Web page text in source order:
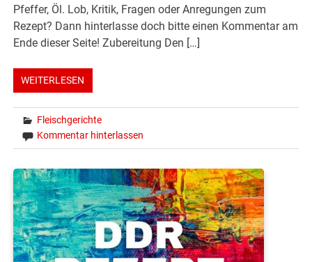
Pfeffer, Öl. Lob, Kritik, Fragen oder Anregungen zum
Rezept? Dann hinterlasse doch bitte einen Kommentar am
Ende dieser Seite! Zubereitung Den […]
WEITERLESEN
Fleischgerichte
Kommentar hinterlassen